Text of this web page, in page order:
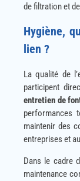
de filtration et
Hygiène,
lien ?
La qualité de
participent
entretien de
performances
maintenir des
entreprises et
Dans le cadre
maintenance